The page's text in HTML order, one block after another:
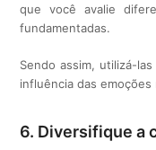
que você avalie
fundamentadas.
Sendo assim, utilizá-
influência das
6. Diversifique a